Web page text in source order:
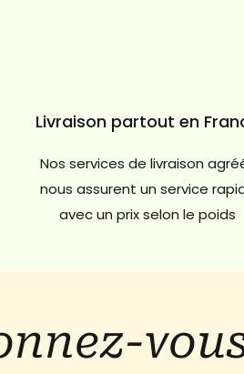
Livraison partout en
Nos services de livraison
nous assurent un service
avec un prix selon le poids